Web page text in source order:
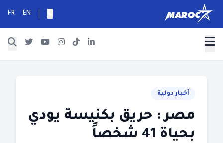
EN
FR
أخبار دولية
مصر : حريق بكنيسة يودي
بحياة 41 شخصاً